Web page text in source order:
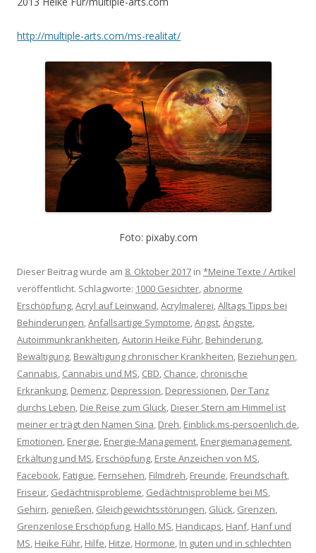
http://multiple-arts.com/ms-realitat/
Foto: pixaby.com
Dieser Beitrag wurde am 8. Oktober 2017 in *Meine Texte / Artikel
veröffentlicht. Schlagworte: 1000 Gesichter, abnorme
Erschöpfung,Acryl auf Leinwand,Acrylmalerei,Alltags Tipps bei
Behinderungen,Anfallsartige Symptome,Angst,Ängste,
Autoimmunkrankheiten,Autorin Heike Führ, Behinderung,
Bewältigung, Bewältigung chronischer Krankheiten, Beziehungen,
Cannabis, Cannabis und MS, CBD, Chance, chronische
Erkrankung, Demenz, Depression, Depressionen, Der Tanz
durchs Leben, Die Reise zum Glück, Dieser Stern am Himmel ist
meiner er trägt den Namen Sina, Dreh, Einblick.ms-persoenlich.de,
Emotionen, Energie, Energie-Management, Energiemanagement,
Erkältung und MS, Erschöpfung, Erste Anzeichen von MS,
Facebook, Fatigue, Fernsehen, Filmdreh, Freunde, Freundschaft,
Friseur, Gedächtnisprobleme, Gedächtnisprobleme bei MS,
Gehirn, genießen, Gleichgewichtsstörungen, Glück, Grenzen,
Grenzenlose Erschöpfung, Hallo MS, Handicaps, Hanf, Hanf und
MS, Heike Führ, Hilfe, Hitze, Hormone, In guten und in schlechten